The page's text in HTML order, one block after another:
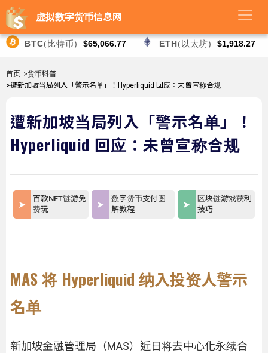
虚拟数字货币信息网
BTC(比特币) $65,066.77 ETH(以太坊) $1,918.27
首页 >货币科普
>遭新加坡当局列入「警示名单」！Hyperliquid 回应：未曾宣称合规
遭新加坡当局列入「警示名单」！
Hyperliquid 回应：未曾宣称合规
百款NFT链游免
费玩
数字货币支付图
解教程
区块链游戏获利
技巧
MAS 将 Hyperliquid 纳入投资人警示
名单
新加坡金融管理局（MAS）近日将去中心化永续合